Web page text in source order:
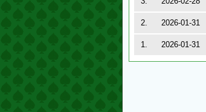
2. 2026-01-31
1. 2026-01-31